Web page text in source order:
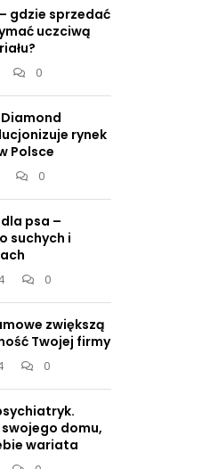
gdzie sprzedać
uczciwą
0
rynek
Polsce
0
psa –
suchych i
0
zwiększą
Twojej firmy
0
domu,
wariata